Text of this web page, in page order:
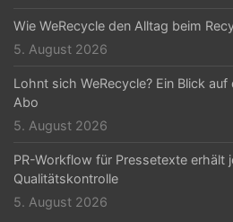
Wie WeRecycle den Alltag beim
5. August 2026
Lohnt sich WeRecycle? Ein Blick
Abo
5. August 2026
PR-Workflow für Pressetexte erhält
Qualitätskontrolle
5. August 2026